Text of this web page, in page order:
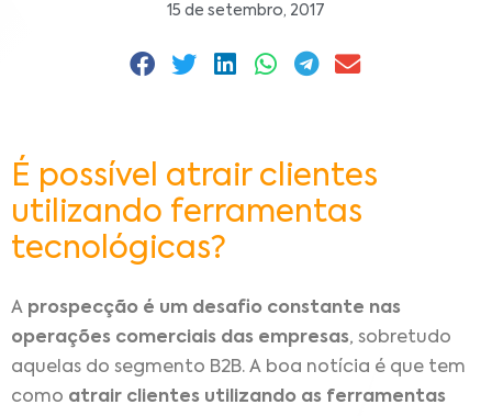
15 de setembro, 2017
É possível atrair clientes
utilizando ferramentas
tecnológicas?
A prospecção é um desafio constante nas
operações comerciais das empresas, sobretudo
aquelas do segmento B2B. A boa notícia é que tem
como atrair clientes utilizando as ferramentas